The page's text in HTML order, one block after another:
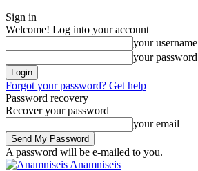
Sign in
Welcome! Log into your account
your username
your password
Forgot your password? Get help
Password recovery
Recover your password
your email
A password will be e-mailed to you.
Anamniseis